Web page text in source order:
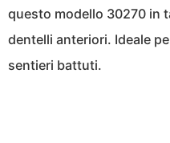
questo modello 30270 in
dentelli anteriori. Ideale
sentieri battuti.